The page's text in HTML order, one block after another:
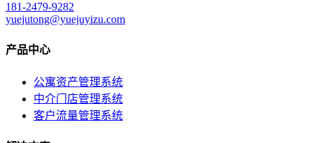
181-2479-9282
yuejutong@yuejuyizu.com
产品中心
公寓资产管理系统
中介门店管理系统
客户流量管理系统